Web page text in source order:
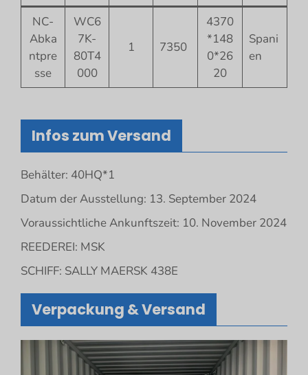
NC-
Abka
ntpre
sse
WC6
7K-
80T4
000
1 7350
4370
*148
0*26
20
Spani
en
Infos zum Versand
Behälter: 40HQ*1
Datum der Ausstellung: 13. September 2024
Voraussichtliche Ankunftszeit: 10. November 2024
REEDEREI: MSK
SCHIFF: SALLY MAERSK 438E
Verpackung & Versand